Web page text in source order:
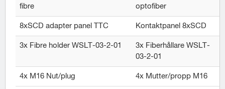
fibre
optofiber
8xSCD adapter panel TTC Kontaktpanel 8xSCD
3x Fibre holder WSLT-03-2-01
3x Fiberhållare WSLT-
03-2-01
4x M16 Nut/plug 4x Mutter/propp M16